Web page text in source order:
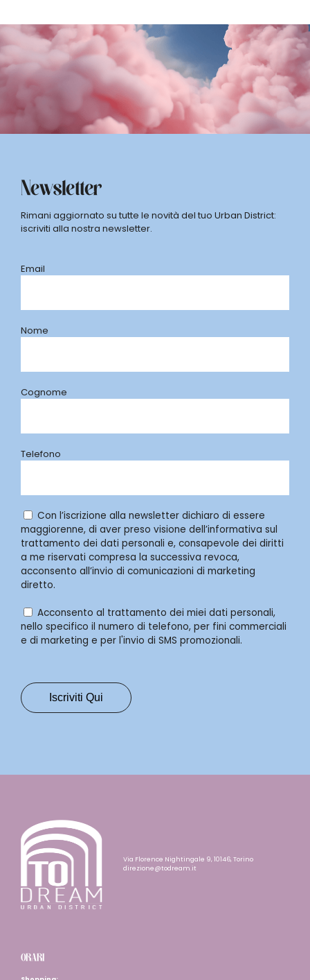
Newsletter
Rimani aggiornato su tutte le novità del tuo Urban District:
iscriviti alla nostra newsletter.
Email
Nome
Cognome
Telefono
Con l’iscrizione alla newsletter dichiaro di essere
maggiorenne, di aver preso visione dell’informativa sul
trattamento dei dati personali e, consapevole dei diritti
a me riservati compresa la successiva revoca,
acconsento all’invio di comunicazioni di marketing
diretto.
Acconsento al trattamento dei miei dati personali,
nello specifico il numero di telefono, per fini commerciali
e di marketing e per l'invio di SMS promozionali.
Via Florence Nightingale 9, 10146, Torino
direzione@todream.it
ORARI